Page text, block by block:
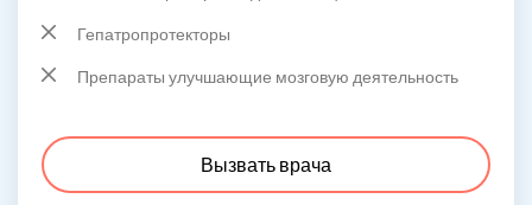
Гепатропротекторы
Препараты улучшающие мозговую деятельность
Вызвать врача